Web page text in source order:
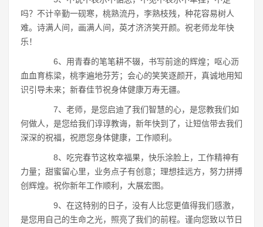
吗？不计辛勤一砚寒，桃熟流丹，李熟枝残，种花容易树人
难。诗满人间，画满人间，英才济济笑开颜。祝老师龙年快
乐！
6、用青春的笔笔耕不辍，书写前途的辉煌；呕心沥
血血育栋梁，桃李遍地芬芳；会心的笑笑逐颜开，真诚地用知
识引导未来；新春佳节祝身体健康万寿无疆。
7、老师，是您启迪了我们智慧的心，是您教我们如
何做人，是您给我们谆谆教诲，新年快到了，让短信带去我们
深深的祝福，祝愿您身体健康，工作顺利。
8、吃完春节这枚幸福果，快乐涂脸上，工作精神有
力量；甜蜜留心里，业务点子有创意；理想挂远方，努力拼搏
创辉煌。祝你新年工作顺利，大展宏图。
9、在这特别的日子，没有人比您更值得我们感激，
是您用自己的生命之光，照亮了我们的前程。谨向您致以节日